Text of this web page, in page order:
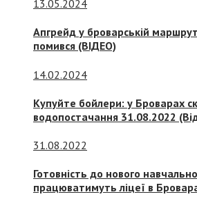
13.05.2024
Апгрейд у броварській
помився (ВІДЕО)
14.02.2024
Купуйте бойлери: у Броварах
водопостачання 31.08.2022
31.08.2022
Готовність до нового
працюватимуть ліцеї в